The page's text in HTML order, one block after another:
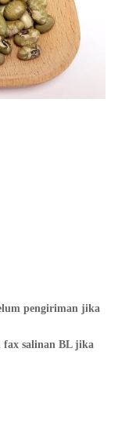
pengiriman jika
fax salinan BL jika